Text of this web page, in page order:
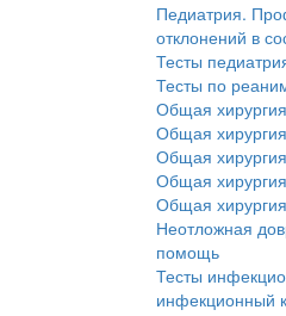
Педиатрия.
отклонений в
Тесты
Тесты по
Общая
Общая
Общая
Общая
Общая
Неотложная
помощь
Тесты
инфекционный